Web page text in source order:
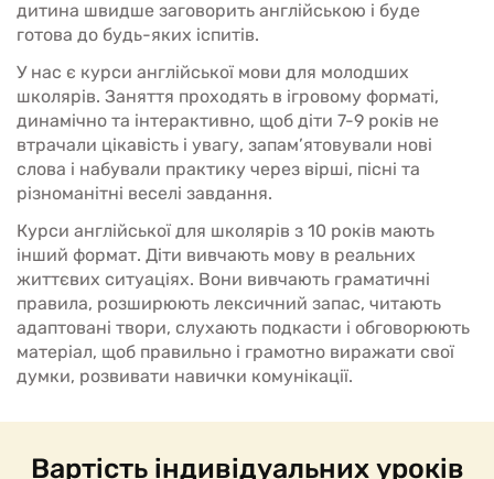
дитина швидше заговорить англійською і буде
готова до будь-яких іспитів.
У нас є курси англійської мови для молодших
школярів. Заняття проходять в ігровому форматі,
динамічно та інтерактивно, щоб діти 7-9 років не
втрачали цікавість і увагу, запам’ятовували нові
слова і набували практику через вірші, пісні та
різноманітні веселі завдання.
Курси англійської для школярів з 10 років мають
інший формат. Діти вивчають мову в реальних
життєвих ситуаціях. Вони вивчають граматичні
правила, розширюють лексичний запас, читають
адаптовані твори, слухають подкасти і обговорюють
матеріал, щоб правильно і грамотно виражати свої
думки, розвивати навички комунікації.
Вартість індивідуальних уроків